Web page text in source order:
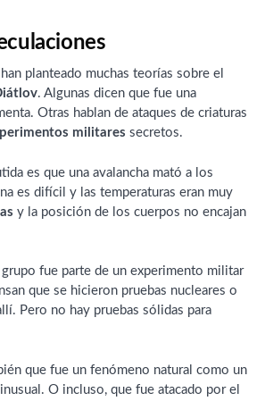
planteado muchas teorías sobre el
. Algunas dicen que fue una
Otras hablan de ataques de criaturas
militares secretos.
es que una avalancha mató a los
es difícil y las temperaturas eran muy
y la posición de los cuerpos no encajan
fue parte de un experimento militar
que se hicieron pruebas nucleares o
Pero no hay pruebas sólidas para
que fue un fenómeno natural como un
O incluso, que fue atacado por el